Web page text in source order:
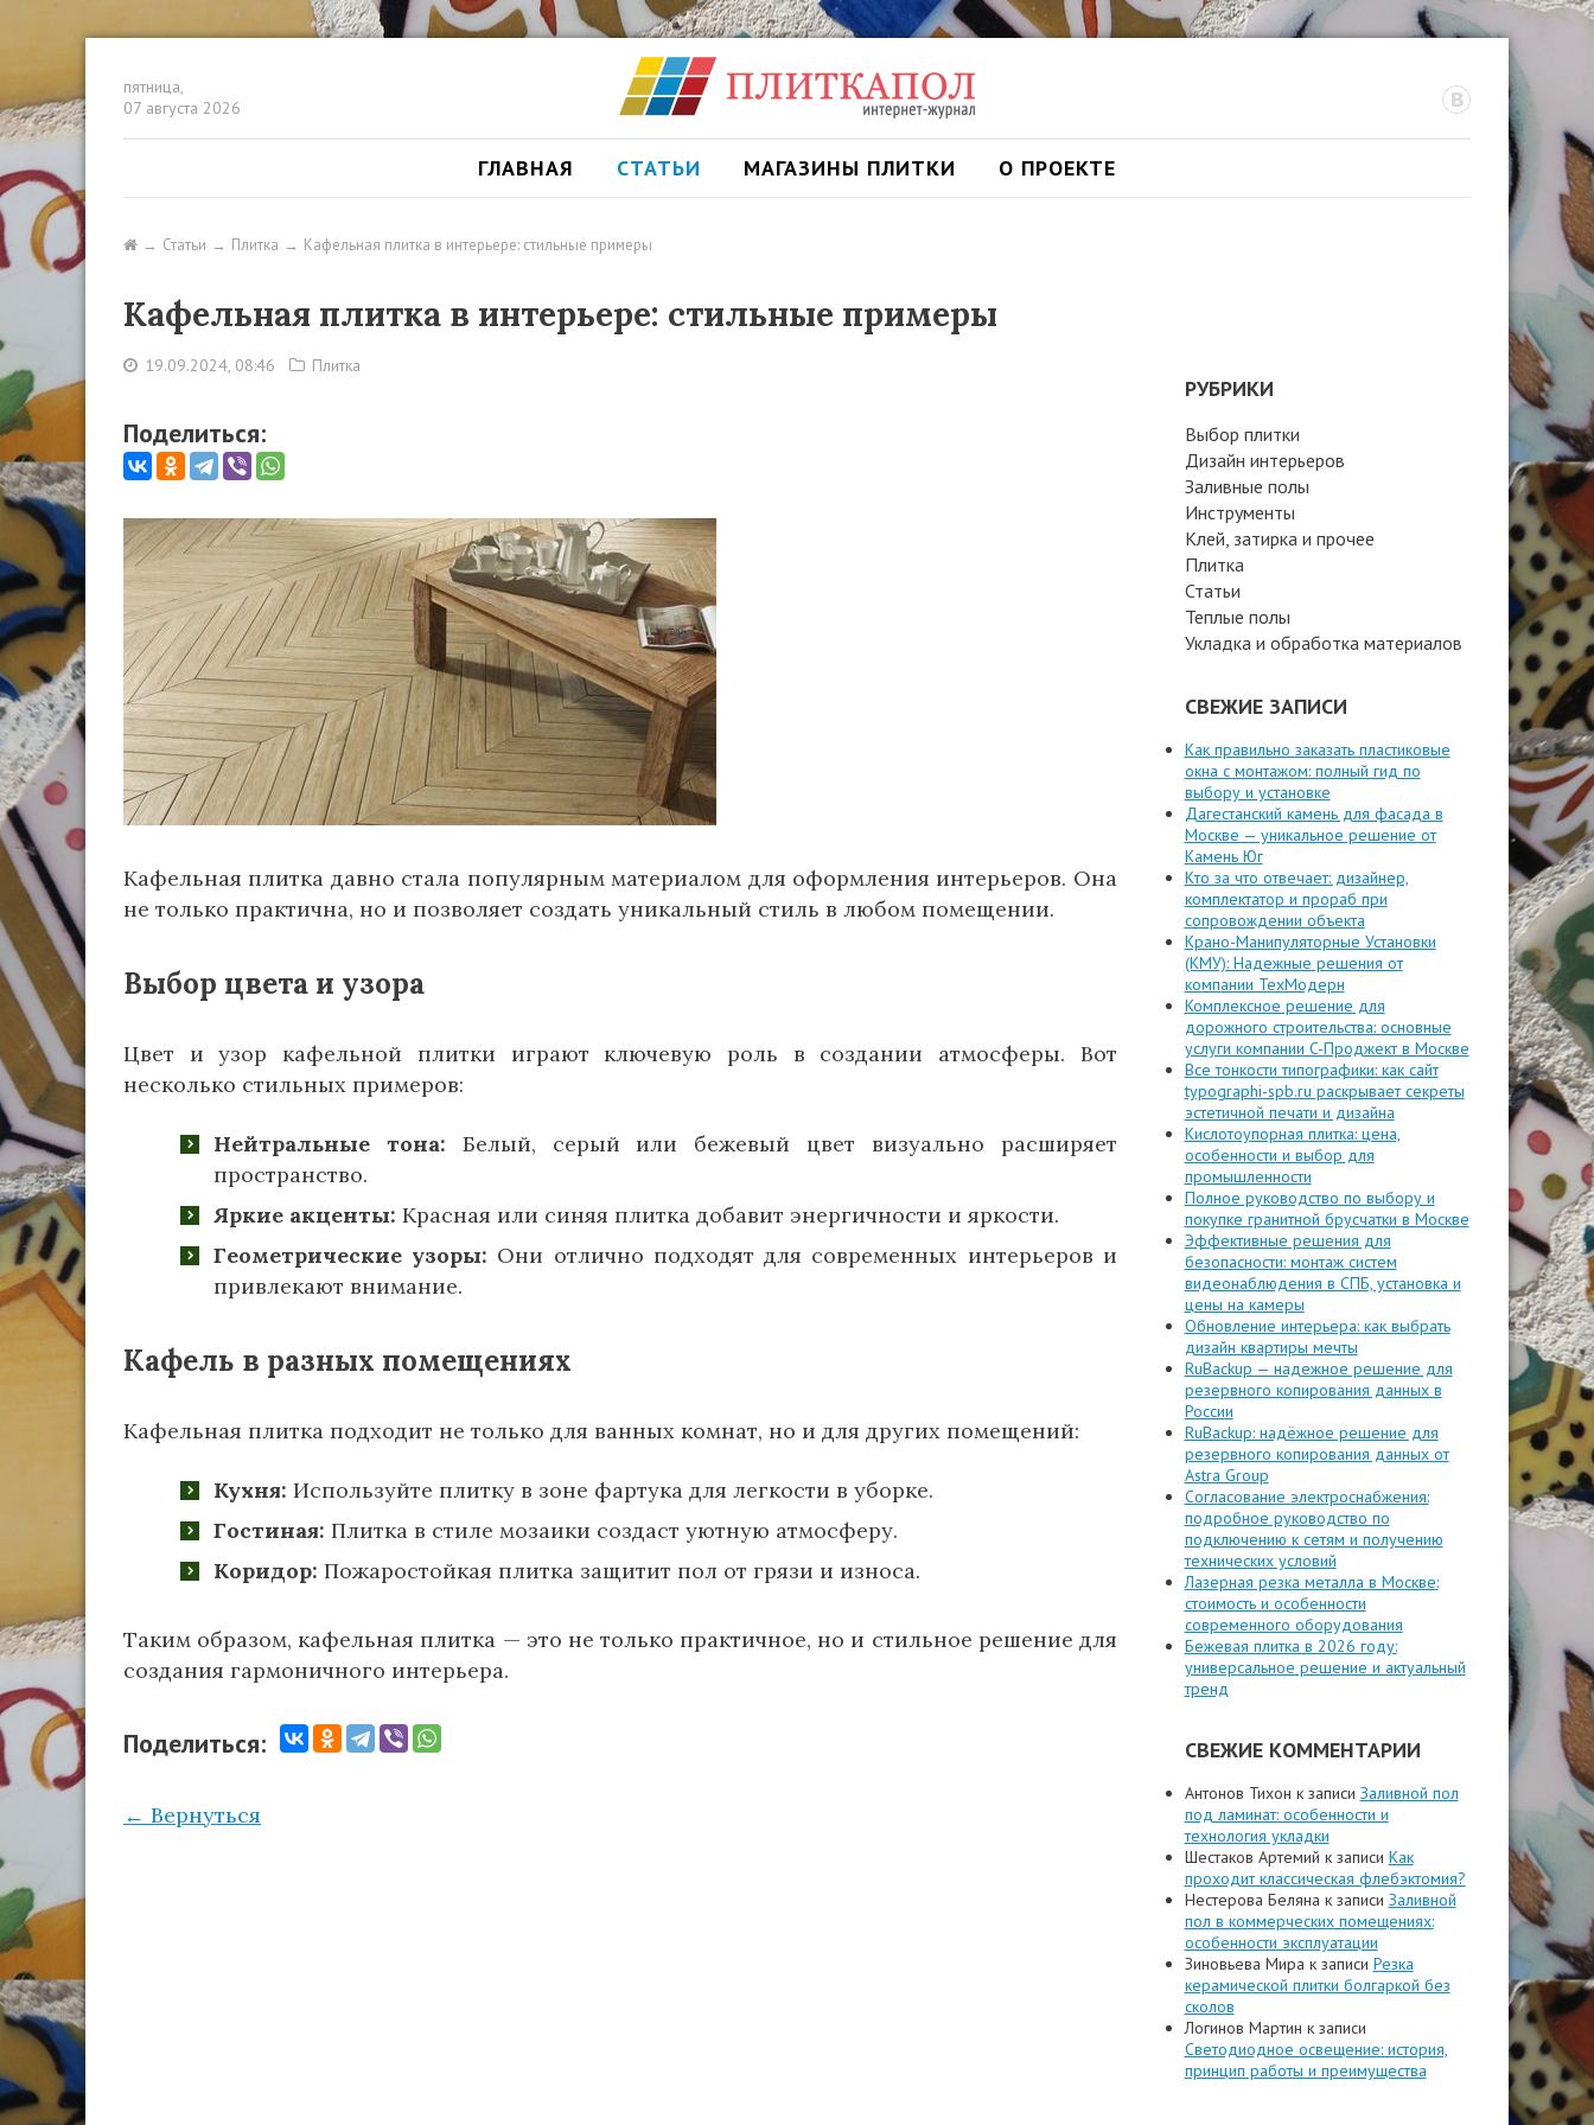
пятница,
07 августа 2026
ГЛАВНАЯ СТАТЬИ МАГАЗИНЫ ПЛИТКИ О ПРОЕКТЕ
Статьи Плитка Кафельная плитка в интерьере: стильные примеры
Кафельная плитка в интерьере: стильные примеры
19.09.2024, 08:46 Плитка
Поделиться:
Кафельная плитка давно стала популярным материалом для оформления интерьеров. Она
не только практична, но и позволяет создать уникальный стиль в любом помещении.
Выбор цвета и узора
Цвет и узор кафельной плитки играют ключевую роль в создании атмосферы. Вот
несколько стильных примеров:
Нейтральные тона: Белый, серый или бежевый цвет визуально расширяет
пространство.
Яркие акценты: Красная или синяя плитка добавит энергичности и яркости.
Геометрические узоры: Они отлично подходят для современных интерьеров и
привлекают внимание.
Кафель в разных помещениях
Кафельная плитка подходит не только для ванных комнат, но и для других помещений:
Кухня: Используйте плитку в зоне фартука для легкости в уборке.
Гостиная: Плитка в стиле мозаики создаст уютную атмосферу.
Коридор: Пожаростойкая плитка защитит пол от грязи и износа.
Таким образом, кафельная плитка — это не только практичное, но и стильное решение для
создания гармоничного интерьера.
Поделиться:
← Вернуться
РУБРИКИ
Выбор плитки
Дизайн интерьеров
Заливные полы
Инструменты
Клей, затирка и прочее
Плитка
Статьи
Теплые полы
Укладка и обработка материалов
СВЕЖИЕ ЗАПИСИ
Как правильно заказать пластиковые
окна с монтажом: полный гид по
выбору и установке
Дагестанский камень для фасада в
Москве — уникальное решение от
Камень Юг
Кто за что отвечает: дизайнер,
комплектатор и прораб при
сопровождении объекта
Крано-Манипуляторные Установки
(КМУ): Надежные решения от
компании ТехМодерн
Комплексное решение для
дорожного строительства: основные
услуги компании C-Проджект в Москве
Все тонкости типографики: как сайт
typographi-spb.ru раскрывает секреты
эстетичной печати и дизайна
Кислотоупорная плитка: цена,
особенности и выбор для
промышленности
Полное руководство по выбору и
покупке гранитной брусчатки в Москве
Эффективные решения для
безопасности: монтаж систем
видеонаблюдения в СПБ, установка и
цены на камеры
Обновление интерьера: как выбрать
дизайн квартиры мечты
RuBackup — надежное решение для
резервного копирования данных в
России
RuBackup: надёжное решение для
резервного копирования данных от
Astra Group
Согласование электроснабжения:
подробное руководство по
подключению к сетям и получению
технических условий
Лазерная резка металла в Москве:
стоимость и особенности
современного оборудования
Бежевая плитка в 2026 году:
универсальное решение и актуальный
тренд
СВЕЖИЕ КОММЕНТАРИИ
Антонов Тихон к записи Заливной пол
под ламинат: особенности и
технология укладки
Шестаков Артемий к записи Как
проходит классическая флебэктомия?
Нестерова Беляна к записи Заливной
пол в коммерческих помещениях:
особенности эксплуатации
Зиновьева Мира к записи Резка
керамической плитки болгаркой без
сколов
Логинов Мартин к записи
Светодиодное освещение: история,
принцип работы и преимущества